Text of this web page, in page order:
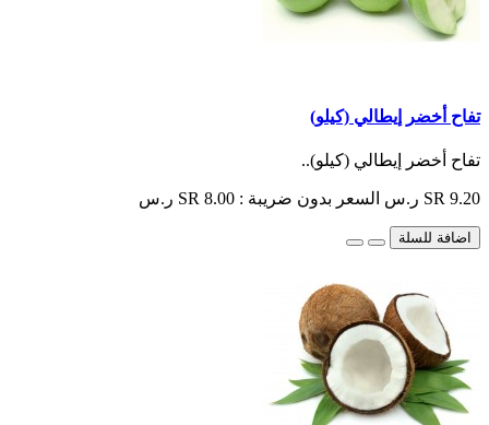
تفاح أخضر إيطالي (كيلو)
تفاح أخضر إيطالي (كيلو)..
SR 9.20 ر.س السعر بدون ضريبة : SR 8.00 ر.س
اضافة للسلة